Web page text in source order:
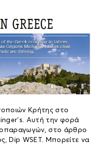
Κρήτης στο
Αυτή την φορά
στο άρθρο
Dip WSET. Μπορείτε να